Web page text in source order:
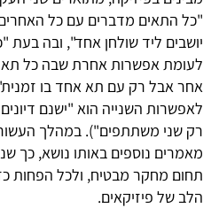
"כל התאים מדברים עם כל
יושבים ליד שולחן אחד", ובה בעת
לעומת אפשרות אחרת שבה כל
אחר אבל רק עם תא אחד בו
לאפשרות השנייה הוא "ישנם
רק שני משתתפים"). במהלך
מאמרים נוספים באותו נושא, כך
תחום מחקר מבטיח, ולכל הפחות
הלב של פיזיקאים.